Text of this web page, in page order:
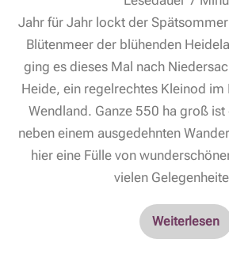
Jahr für Jahr lockt der
Blütenmeer der blühenden
ging es dieses Mal nach
Heide, ein regelrechtes Kleinod
Wendland. Ganze 550 ha groß
neben einem ausgedehnten
hier eine Fülle von
vielen
Weiterlesen